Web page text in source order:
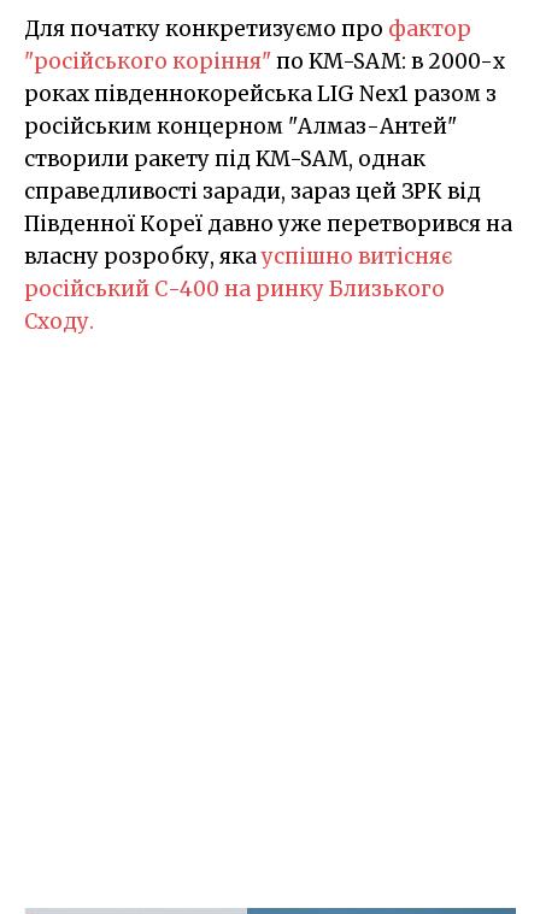
Для початку конкретизуємо про фактор
"російського коріння"по KM-SAM: в 2000-х
роках південнокорейська LIG Nex1 разом з
російським концерном "Алмаз-Антей"
створили ракету під KM-SAM, однак
справедливості заради, зараз цей ЗРК від
Південної Кореї давно уже перетворився на
власну розробку, якауспішно витісняє
російський С-400 на ринку Близького
Сходу.